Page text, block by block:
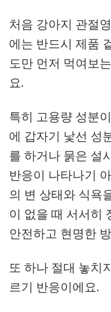
처음 강아지 관절
에는 반드시 제품
도만 먼저 먹여보
요.
특히 고용량 성분
에 갑자기 낯선 성
를 하거나 묽은 설
반응이 나타나기
의 변 상태와 식욕
이 없을 때 서서히
안전하고 현명한
또 하나 절대 놓치
르기 반응이에요.